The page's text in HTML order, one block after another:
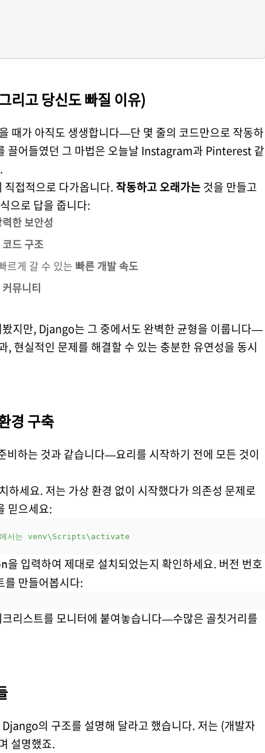
리고 당신도 빠질 이유)
때가 아직도 생생합니다—단 몇 줄의 코드만으로 작동하
끌어들였던 그 마법은 오늘날 Instagram과 Pinterest 같
접적으로 다가옵니다. 작동하고 오래가는것을 만들고
으로 답을 줍니다:
력한 보안성
드 구조
르게 갈 수 있는 빠른 개발 속도
뮤니티
지만, Django는 그 중에서도 완벽한 균형을 이룹니다—
, 현실적인 문제를 해결할 수 있는 충분한 유연성을 동시
경 구축
비하는 것과 같습니다—요리를 시작하기 전에 모든 것이
하세요. 저는 가상 환경 없이 시작했다가 의존성 문제로
믿으세요:
서는 venv\Scripts\activate
을 입력하여 제대로 설치되었는지 확인하세요. 버전 번호
를 만들어봅시다:
리스트를 모니터에 붙여놓습니다—수많은 골칫거리를
의 구조를 설명해 달라고 했습니다. 저는 (개발자
설명했죠.